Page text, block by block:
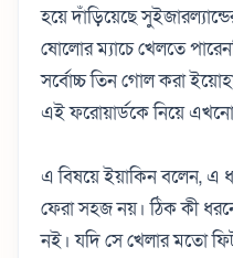
হয়ে দাঁড়িয়েছে
ষোলোর ম্যাচে খেলতে
সর্বোচ্চ তিন গোল করা
এই ফরোয়ার্ডকে নিয়ে এখনো
এ বিষয়ে ইয়াকিন বলেন, এ
ফেরা সহজ নয়। ঠিক কী
নই। যদি সে খেলার মতো